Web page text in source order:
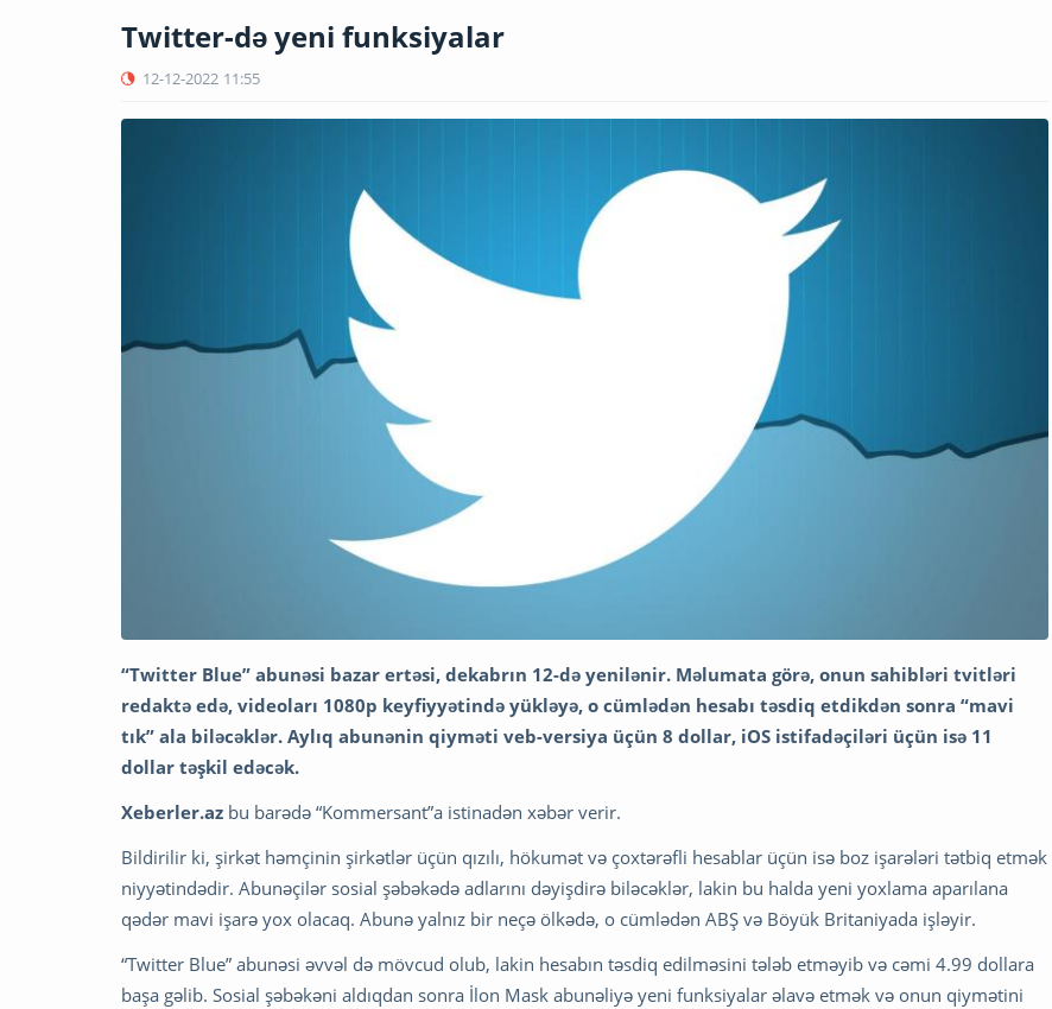
Twitter-də yeni funksiyalar
12-12-2022 11:55
“Twitter Blue” abunəsi bazar ertəsi, dekabrın 12-də yenilənir. Məlumata görə, onun sahibləri tvitləri
redaktə edə, videoları 1080p keyfiyyətində yükləyə, o cümlədən hesabı təsdiq etdikdən sonra “mavi
tık” ala biləcəklər. Aylıq abunənin qiyməti veb-versiya üçün 8 dollar, iOS istifadəçiləri üçün isə 11
dollar təşkil edəcək.
Xeberler.az bu barədə “Kommersant”a istinadən xəbər verir.
Bildirilir ki, şirkət həmçinin şirkətlər üçün qızılı, hökumət və çoxtərəfli hesablar üçün isə boz işarələri tətbiq etmək
niyyətindədir. Abunəçilər sosial şəbəkədə adlarını dəyişdirə biləcəklər, lakin bu halda yeni yoxlama aparılana
qədər mavi işarə yox olacaq. Abunə yalnız bir neçə ölkədə, o cümlədən ABŞ və Böyük Britaniyada işləyir.
“Twitter Blue” abunəsi əvvəl də mövcud olub, lakin hesabın təsdiq edilməsini tələb etməyib və cəmi 4.99 dollara
başa gəlib. Sosial şəbəkəni aldıqdan sonra İlon Mask abunəliyə yeni funksiyalar əlavə etmək və onun qiymətini